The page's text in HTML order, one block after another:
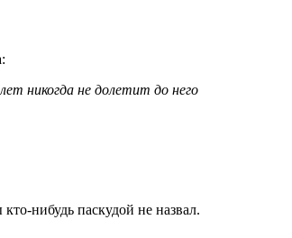
никогда не долетит до него
нибудь паскудой не назвал.